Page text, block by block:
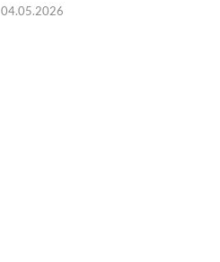
04.05.2026